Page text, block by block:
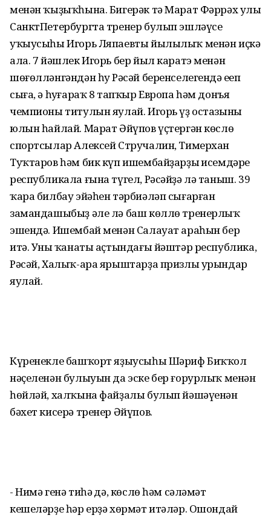
менән ҡыҙыҡһына. Бигерәк тә Марат Фәррәх улы
СанктПетербургта тренер булып эшләүсе
уҡыусыһы Игорь Ляпаевты йылылыҡ менән иҫкә
ала. 7 йәшлек Игорь бер йыл каратэ менән
шөғөлләнгәндән һуң Рәсәй беренселегендә еңеп
сыға, ә һуңғараҡ 8 тапҡыр Европа һәм донъя
чемпионы титулын яулай. Игорь үҙ остазының
юлын һайлай. Марат Әйүпов үҫтергән көслө
спортсылар Алексей Стручалин, Тимерхан
Туҡтаров һәм бик күп ишембайҙарҙың исемдәре
республикала ғына түгел, Рәсәйҙә лә таныш. 39
ҡара билбау эйәһен тәрбиәләп сығарған
замандашыбыҙ әле лә баш көллө тренерлыҡ
эшендә. Ишембай менән Салауат араһын бер
итә. Уның ҡанаты аҫтындағы йәштәр республика,
Рәсәй, Халыҡ-ара ярыштарҙа призлы урындар
яулай.
Күренекле башҡорт яҙыусыһы Шәриф Биҡҡол
нәҫеленән булыуын да эске бер ғорурлыҡ менән
һөйләй, халҡына файҙалы булып йәшәүенән
бәхет кисерә тренер Әйүпов.
- Нимә генә тиһәң дә, көслө һәм сәләмәт
кешеләрҙе һәр ерҙә хөрмәт итәләр. Ошондай